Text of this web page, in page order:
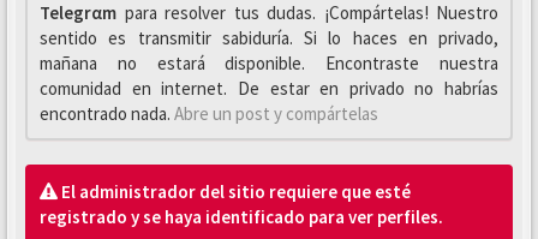
Telegrαm para resolver tus dudas. ¡Compártelas! Nuestro
sentido es transmitir sabiduría. Si lo haces en privado,
mañana no estará disponible. Encontraste nuestra
comunidad en internet. De estar en privado no habrías
encontrado nada. Abre un post y compártelas
El administrador del sitio requiere que esté
registrado y se haya identificado para ver perfiles.